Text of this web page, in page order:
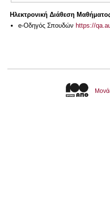
Ηλεκτρονική Διάθεση
e-Οδηγός Σπουδών https://